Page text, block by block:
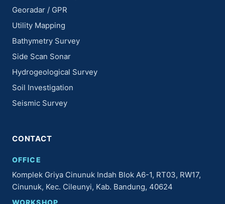
Georadar / GPR
Utility Mapping
Bathymetry Survey
Side Scan Sonar
Hydrogeological Survey
Soil Investigation
Seismic Survey
CONTACT
OFFICE
Komplek Griya Cinunuk Indah Blok A6-1, RT03, RW17,
Cinunuk, Kec. Cileunyi, Kab. Bandung, 40624